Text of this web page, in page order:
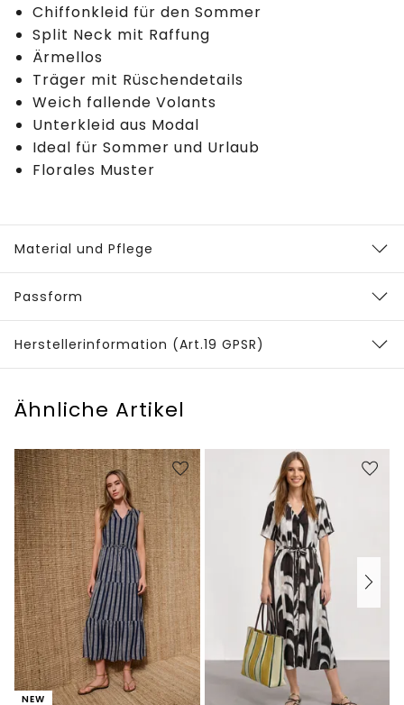
Chiffonkleid für den Sommer
Split Neck mit Raffung
Ärmellos
Träger mit Rüschendetails
Weich fallende Volants
Unterkleid aus Modal
Ideal für Sommer und Urlaub
Florales Muster
Material und Pflege
Passform
Herstellerinformation (Art.19 GPSR)
Ähnliche Artikel
NEW